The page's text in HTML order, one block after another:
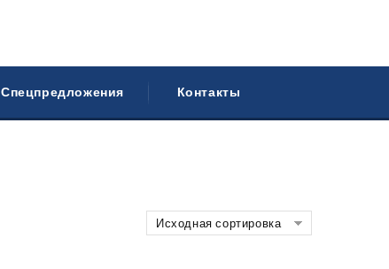
Спецпредложения Контакты
Исходная сортировка